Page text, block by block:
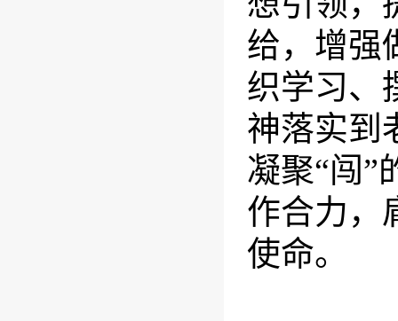
给，增强
织学习、
神落实到
凝聚“闯”
作合力，
使命。